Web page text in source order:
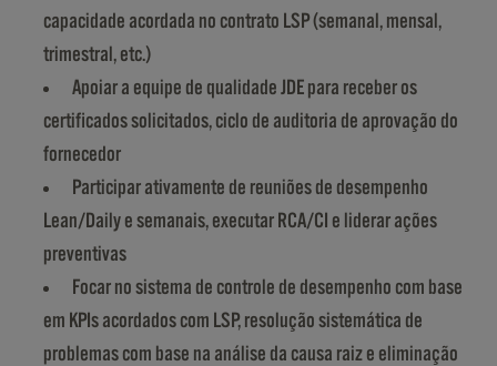
capacidade acordada no contrato LSP (semanal, mensal,
trimestral, etc.)
Apoiar a equipe de qualidade JDE para receber os
certificados solicitados, ciclo de auditoria de aprovação do
fornecedor
Participar ativamente de reuniões de desempenho
Lean/Daily e semanais, executar RCA/CI e liderar ações
preventivas
Focar no sistema de controle de desempenho com base
em KPIs acordados com LSP, resolução sistemática de
problemas com base na análise da causa raiz e eliminação